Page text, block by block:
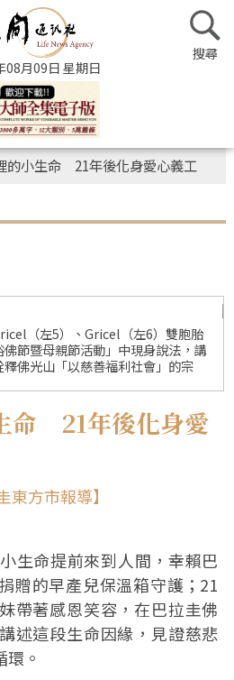
08月09日 星期日
的小生命 21年後化身愛心義工
（左5）、Gricel（左6）雙胞胎
節暨母親節活動」中現身說法，講
佛光山「以慈善福利社會」的宗
命 21年後化身愛
東方市報導】
生命提前來到人間，幸賴巴
贈的早產兒保溫箱守護；21
帶著感恩笑容，在巴拉圭佛
述這段生命因緣，見證慈悲
。